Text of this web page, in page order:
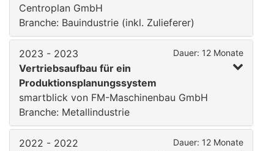
Centroplan GmbH
Branche: Bauindustrie (inkl. Zulieferer)
2023 - 2023 Dauer: 12 Monate
Vertriebsaufbau für ein
Produktionsplanungssystem
smartblick von FM-Maschinenbau GmbH
Branche: Metallindustrie
2022 - 2022 Dauer: 12 Monate